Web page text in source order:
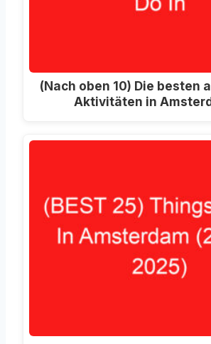
(Nach oben 10) Die besten
Aktivitäten in